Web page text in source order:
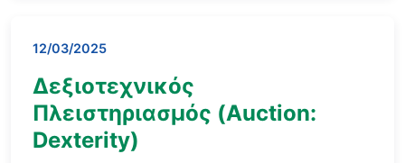
12/03/2025
Δεξιοτεχνικός
Πλειστηριασμός (Auction:
Dexterity)